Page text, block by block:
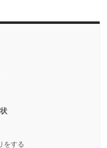
をする